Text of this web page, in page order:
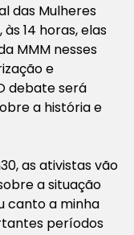
das Mulheres
14 horas, elas
MMM nesses
e
debate será
a história e
as ativistas vão
a situação
canto a minha
períodos